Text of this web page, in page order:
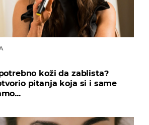
koži da zablista?
pitanja koja si i same